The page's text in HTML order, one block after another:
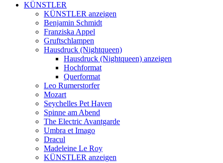
KÜNSTLER
KÜNSTLER anzeigen
Benjamin Schmidt
Franziska Appel
Gruftschlampen
Hausdruck (Nightqueen)
Hausdruck (Nightqueen) anzeigen
Hochformat
Querformat
Leo Rumerstorfer
Mozart
Seychelles Pet Haven
Spinne am Abend
The Electric Avantgarde
Umbra et Imago
Dracul
Madeleine Le Roy
KÜNSTLER anzeigen